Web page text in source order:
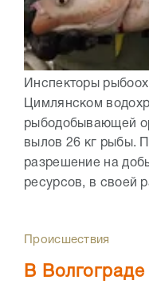
Инспекторы
Цимлянском
рыбодобывающей
вылов 26 кг рыбы.
разрешение на
ресурсов, в своей
Происшествия
В